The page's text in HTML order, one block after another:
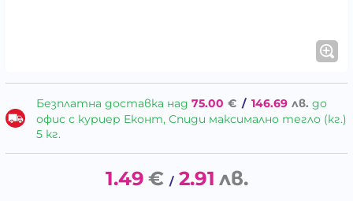
Безплатна доставка над 75.00 € / 146.69 лв. до
офис с куриер Еконт, Спиди максимално тегло (кг.)
5 кг.
1.49 € / 2.91 лв.